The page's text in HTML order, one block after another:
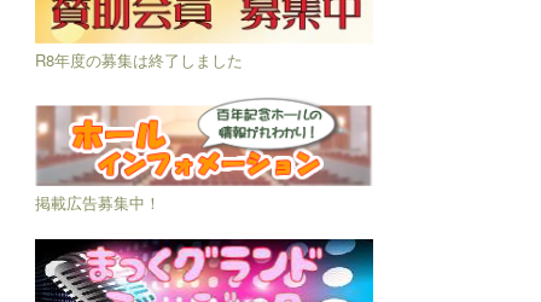
R8年度の募集は終了しました
掲載広告募集中！